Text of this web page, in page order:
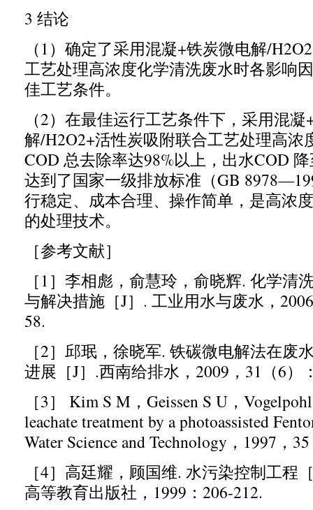
3 结论
（1）确定了采用混凝+铁炭微电解/
工艺处理高浓度化学清洗废水时各影响
佳工艺条件。
（2）在最佳运行工艺条件下，采用混凝
解/H2O2+活性炭吸附联合工艺处理高浓
COD 总去除率达98%以上，出水COD
达到了国家一级排放标准（GB 8978—
行稳定、成本合理、操作简单，是高浓
的处理技术。
［参考文献］
［1］ 李相彪，俞慧玲，俞晓辉. 化学清
与解决措施［J］ . 工业用水与废水， 2006
58.
［2］ 邱珉，徐晓军. 铁碳微电解法在废
进展［J］ .西南给排水， 2009 ， 31 （6）
［3］ Kim S M ， Geissen S U ，
leachate treatment by a photoassisted
Water Science and Technology ， 1997 ， 35
［4］ 高廷耀，顾国维. 水污染控制工程
高等教育出版社， 1999 ： 206-212.